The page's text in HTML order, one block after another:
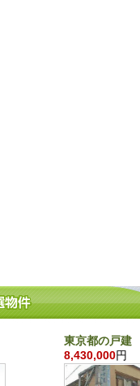
東京都の戸建
8,430,000円